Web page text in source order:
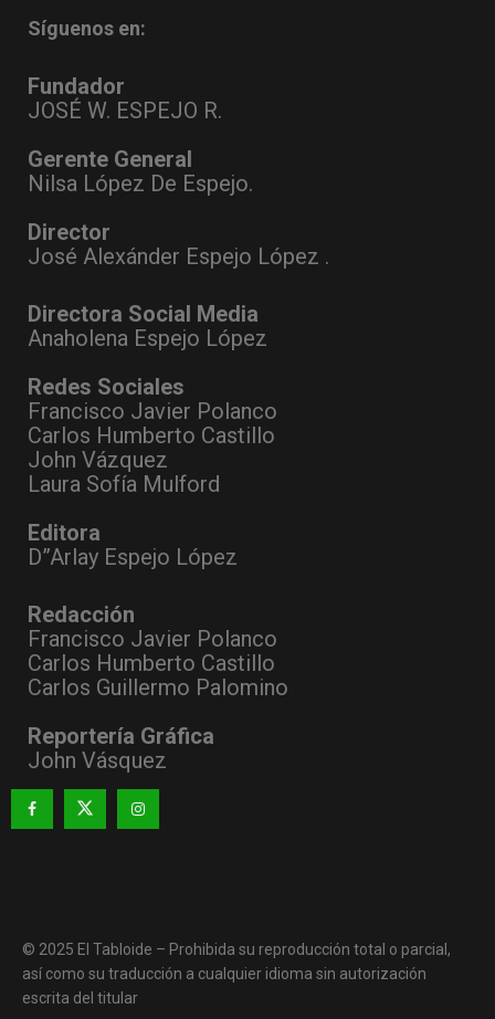
Síguenos en:
Fundador
JOSÉ W. ESPEJO R.
Gerente General
Nilsa López De Espejo.
Director
José Alexánder Espejo López .
Directora Social Media
Anaholena Espejo López
Redes Sociales
Francisco Javier Polanco
Carlos Humberto Castillo
John Vázquez
Laura Sofía Mulford
Editora
D”Arlay Espejo López
Redacción
Francisco Javier Polanco
Carlos Humberto Castillo
Carlos Guillermo Palomino
Reportería Gráfica
John Vásquez
© 2025 El Tabloide – Prohibida su reproducción total o parcial,
así como su traducción a cualquier idioma sin autorización
escrita del titular